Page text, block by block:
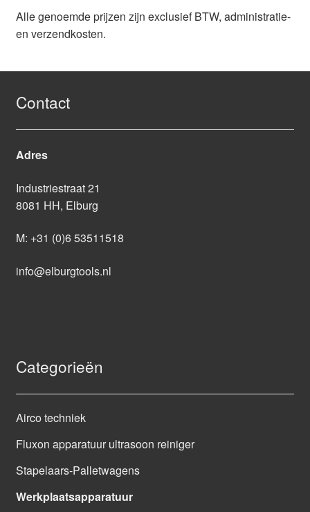
Alle genoemde prijzen zijn exclusief BTW, administratie-
en verzendkosten.
Contact
Adres
Industriestraat 21
8081 HH, Elburg
M: +31 (0)6 53511518
info@elburgtools.nl
Categorieën
Airco techniek
Fluxon apparatuur ultrasoon reiniger
Stapelaars-Palletwagens
Werkplaatsapparatuur